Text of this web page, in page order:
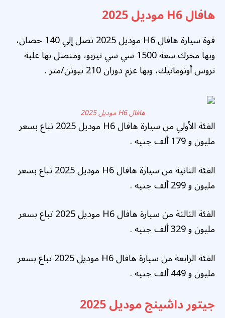
هافال H6 موديل 2025
قوة سيارة هافال H6 موديل 2025 تصل إلي 140 حصان،
وبها محرك سعة 1500 سي سي تيربو، ومتصل بها علبة
تروس أوتوماتيك، وبها عزم دوران 210 نيوتن/متر .
هافال H6 موديل 2025
الفئة الأولي من سيارة هافال H6 موديل 2025 تباع بسعر
مليون و 179 ألف جنيه .
الفئة الثانية من سيارة هافال H6 موديل 2025 تباع بسعر
مليون و 299 ألف جنيه .
الفئة الثالثة من سيارة هافال H6 موديل 2025 تباع بسعر
مليون و 329 ألف جنيه .
الفئة الرابعة من سيارة هافال H6 موديل 2025 تباع بسعر
مليون و 449 ألف جنيه .
جيتور داشينج موديل 2025